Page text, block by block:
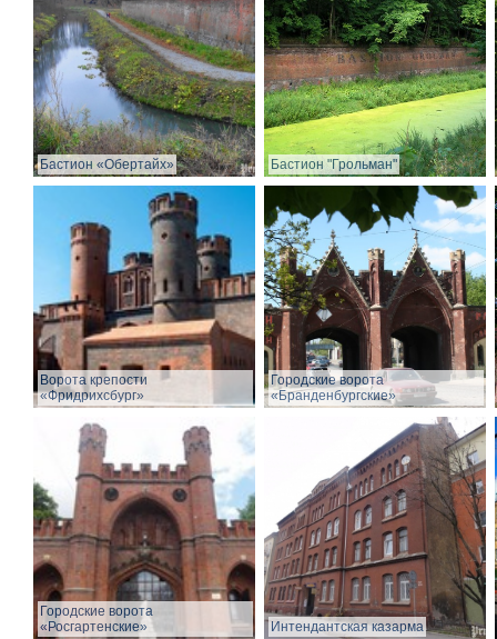
Бастион «Обертайх» Бастион "Грольман"
Ворота крепости
«Фридрихсбург»
Городские ворота
«Бранденбургские»
Городские ворота
«Росгартенские»
Интендантская казарма